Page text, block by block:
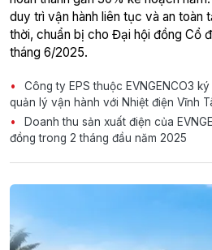
duy trì vận hành liên tục và an toàn
thời, chuẩn bị cho Đại hội đồng Cổ
tháng 6/2025.
Công ty EPS thuộc EVNGENCO3
quản lý vận hành với Nhiệt điện Vĩnh
Doanh thu sản xuất điện của
đồng trong 2 tháng đầu năm 2025